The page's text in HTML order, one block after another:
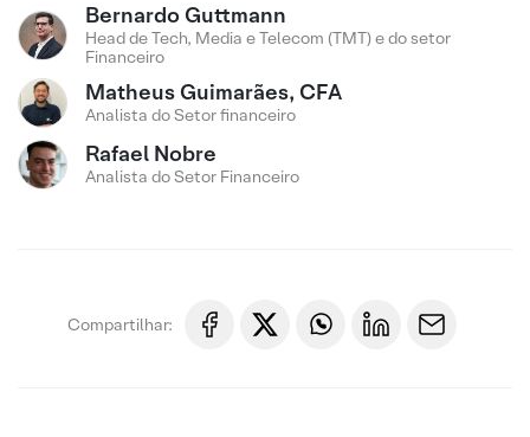
Bernardo Guttmann
Head de Tech, Media e Telecom (TMT) e do setor
Financeiro
Matheus Guimarães, CFA
Analista do Setor financeiro
Rafael Nobre
Analista do Setor Financeiro
Compartilhar: